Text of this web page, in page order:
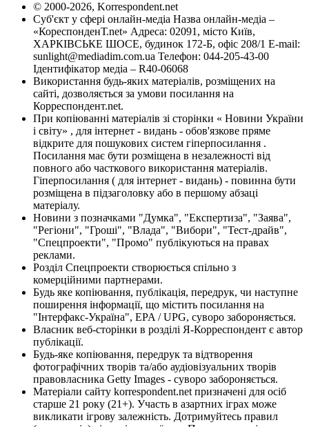
© 2000-2026, Korrespondent.net
Суб'єкт у сфері онлайн-медіа Назва онлайн-медіа –
«КореспонденТ.net» Адреса: 02091, місто Київ,
ХАРКІВСЬКЕ ШОСЕ, будинок 172-Б, офіс 208/1 E-mail:
sunlight@mediadim.com.ua Телефон: 044-205-43-00
Ідентифікатор медіа – R40-06068
Використання будь-яких матеріалів, розміщених на
сайті, дозволяється за умови посилання на
Корреспондент.net.
При копіюванні матеріалів зі сторінки « Новини України
і світу» , для інтернет - видань - обов'язкове пряме
відкрите для пошукових систем гіперпосилання .
Посилання має бути розміщена в незалежності від
повного або часткового використання матеріалів.
Гіперпосилання ( для інтернет - видань) - повинна бути
розміщена в підзаголовку або в першому абзаці
матеріалу.
Новини з позначками "Думка", "Експертиза", "Заява",
"Регіони", "Гроші", "Влада", "Вибори", "Тест-драйв",
"Спецпроекти", "Промо" публікуються на правах
реклами.
Розділ Спецпроекти створюється спільно з
комерційними партнерами.
Будь яке копіювання, публікація, передрук, чи наступне
поширення інформації, що містить посилання на
"Інтерфакс-Україна", EPA / UPG, суворо забороняється.
Власник веб-сторінки в розділі Я-Корреспондент є автор
публікації.
Будь-яке копіювання, передрук та відтворення
фотографічних творів та/або аудіовізуальних творів
правовласника Getty Images - суворо забороняється.
Матеріали сайту korrespondent.net призначені для осіб
старше 21 року (21+). Участь в азартних іграх може
викликати ігрову залежність. Дотримуйтесь правил